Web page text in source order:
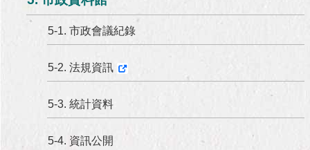
5-1. 市政會議紀錄
5-2. 法規資訊
5-3. 統計資料
5-4. 資訊公開